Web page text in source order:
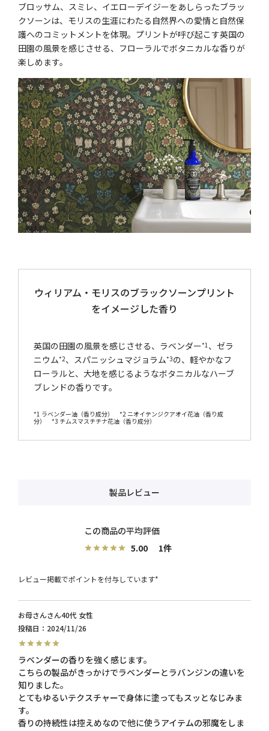
ブロッサム、スミレ、イエローデイジーをあしらったブラッ
クソーンは、モリスの生涯にわたる自然界への愛情と自然保
護へのコミットメントを体現。プリントが呼び起こす英国の
田園の風景を感じさせる、フローラルでボタニカルな香りが
楽しめます。
ウィリアム・モリスのブラックソーンプリント
をイメージした香り
英国の田園の風景を感じさせる、ラベンダー*1 、ゼラ
ニウム*2、スパニッシュマジョラム*3の、軽やかなフ
ローラルと、大地を感じるようなボタニカルなハーブ
ブレンドの香りです。
*1 ラベンダー油（香り成分） *2 ニオイテンジクアオイ花油（香り成
分） *3 チムスマスチチナ花油（香り成分）
製品レビュー
5.00 1
レビュー掲載でポイントを付与しています*
お母さん 40代 女性
投稿日
2024/11/26
ラベンダーの香りを強く感じます。
こちらの製品がきっかけでラベンダーとラバンジンの違いを
知りました。
とてもゆるいテクスチャーで身体に塗ってもスッとなじみま
す。
香りの持続性は控えめなので他に使うアイテムの邪魔をしま